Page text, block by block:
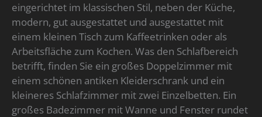
eingerichtet im klassischen Stil, neben der Küche,
modern, gut ausgestattet und ausgestattet mit
einem kleinen Tisch zum Kaffeetrinken oder als
Arbeitsfläche zum Kochen. Was den Schlafbereich
betrifft, finden Sie ein großes Doppelzimmer mit
einem schönen antiken Kleiderschrank und ein
kleineres Schlafzimmer mit zwei Einzelbetten. Ein
großes Badezimmer mit Wanne und Fenster rundet